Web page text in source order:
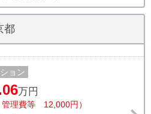
都
ョン
万円
管理費等 12,000円）